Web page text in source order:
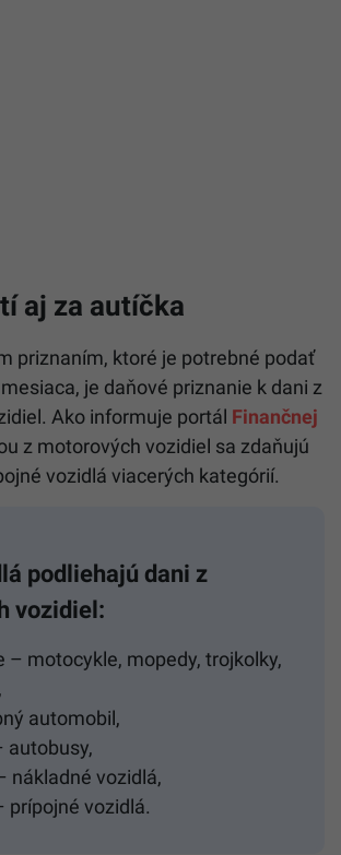
aj za autíčka
priznaním, ktoré je potrebné podať
je daňové priznanie k dani z
Ako informuje portál Finančnej
z motorových vozidiel sa zdaňujú
vozidlá viacerých kategórií.
podliehajú dani z
vozidiel:
– motocykle, mopedy, trojkolky,
automobil,
autobusy,
nákladné vozidlá,
prípojné vozidlá.